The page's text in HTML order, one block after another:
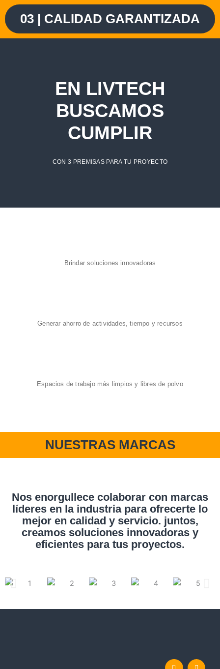
03 | CALIDAD GARANTIZADA
EN LIVTECH
BUSCAMOS
CUMPLIR
CON 3 PREMISAS PARA TU PROYECTO
Brindar soluciones innovadoras
Generar ahorro de actividades, tiempo y recursos
Espacios de trabajo más limpios y libres de polvo
NUESTRAS MARCAS
Nos enorgullece colaborar con marcas
líderes en la industria para ofrecerte lo
mejor en calidad y servicio. juntos,
creamos soluciones innovadoras y
eficientes para tus proyectos.
I
M